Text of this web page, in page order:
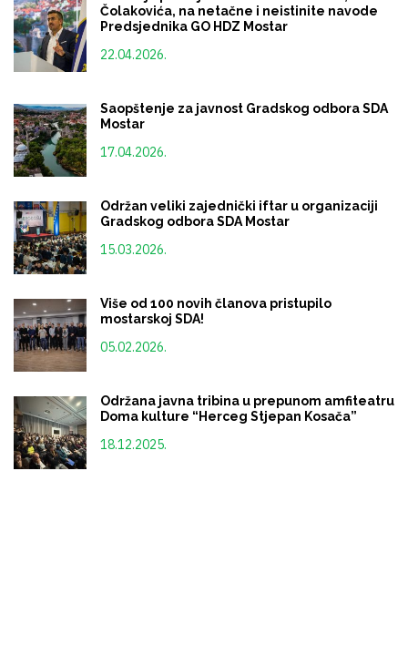
Čolakovića, na netačne i neistinite navode
Predsjednika GO HDZ Mostar
22.04.2026.
Saopštenje za javnost Gradskog odbora SDA
Mostar
17.04.2026.
Održan veliki zajednički iftar u organizaciji
Gradskog odbora SDA Mostar
15.03.2026.
Više od 100 novih članova pristupilo
mostarskoj SDA!
05.02.2026.
Održana javna tribina u prepunom amfiteatru
Doma kulture “Herceg Stjepan Kosača”
18.12.2025.